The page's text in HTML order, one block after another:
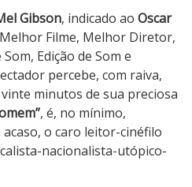
Gibson, indicado ao Oscar
Filme, Melhor Diretor,
Edição de Som e
percebe, com raiva,
minutos de sua preciosa
, é, no mínimo,
o caro leitor-cinéfilo
nacionalista-utópico-